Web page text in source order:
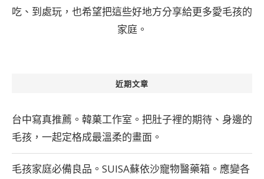
吃、到處玩，也希望把這些好地方分享給更多愛毛孩的
家庭。
近期文章
台中寫真推薦。韓菓工作室。把肚子裡的期待、身邊的
毛孩，一起定格成最溫柔的畫面。
毛孩家庭必備良品。SUISA蘇依沙寵物醫藥箱。應變各